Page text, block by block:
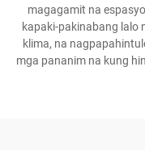
magagamit na
kapaki-pakinabang lalo
klima, na
mga pananim na kung